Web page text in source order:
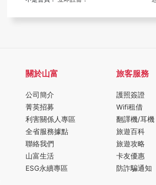
關於山富
公司簡介
菁英招募
利害關係人專區
全省服務據點
聯絡我們
山富生活
ESG永續專區
旅客服務
護照簽證
Wifi租借
翻譯機/耳機
旅遊百科
旅遊攻略
卡友優惠
防詐騙通知